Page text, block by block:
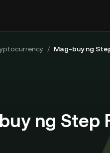
/ Mag-buy ng
ng Step